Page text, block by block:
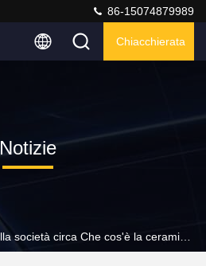
86-15074879989
Chiacchierata
Notizie